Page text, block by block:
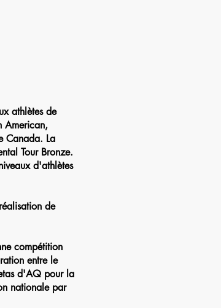
athlètes de
American,
Canada. La
Tour Bronze.
d'athlètes
de
compétition
entre le
d'AQ pour la
nationale par